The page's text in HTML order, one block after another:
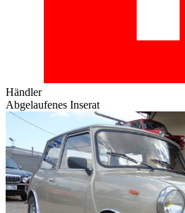
Händler
Abgelaufenes Inserat